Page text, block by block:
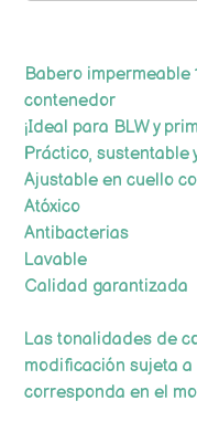
Babero
contenedor
¡Ideal para BLW y
Práctico, sustentable
Ajustable en cuello
Atóxico
Antibacterias
Lavable
Calidad garantizada
Las tonalidades de
modificación sujeta
corresponda en el